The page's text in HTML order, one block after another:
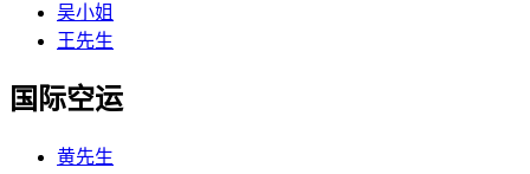
吴小姐
王先生
国际空运
黄先生